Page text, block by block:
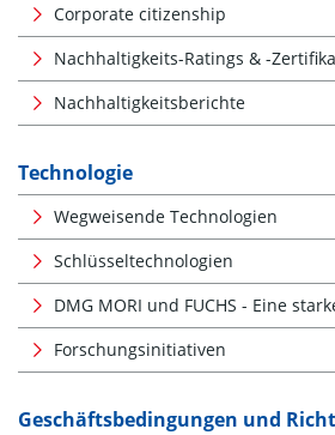
Corporate citizenship
Nachhaltigkeits-Ratings & -
Nachhaltigkeitsberichte
Technologie
Wegweisende Technologien
Schlüsseltechnologien
DMG MORI und FUCHS - Eine
Forschungsinitiativen
Geschäftsbedingungen und